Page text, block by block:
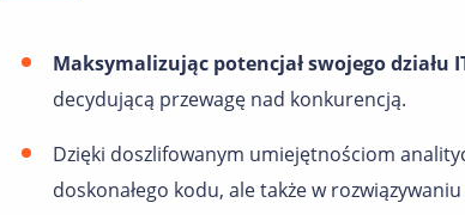
Maksymalizując potencjał swojego działu
decydującą przewagę nad konkurencją.
Dzięki doszlifowanym umiejętnościom
doskonałego kodu, ale także w